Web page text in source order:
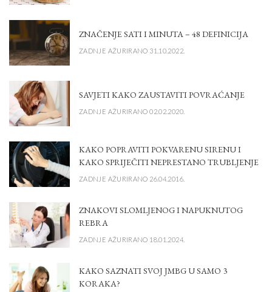
ZNAČENJE SATI I MINUTA – 48 DEFINICIJA
ZADNJE AŽURIRANO 31.10.2022.
SAVJETI KAKO ZAUSTAVITI POVRAĆANJE
ZADNJE AŽURIRANO 02.02.2020.
KAKO POPRAVITI POKVARENU SIRENU I
KAKO SPRIJEČITI NEPRESTANO TRUBLJENJE
ZADNJE AŽURIRANO 26.04.2016.
ZNAKOVI SLOMLJENOG I NAPUKNUTOG
REBRA
ZADNJE AŽURIRANO 18.01.2024.
KAKO SAZNATI SVOJ JMBG U SAMO 3
KORAKA?